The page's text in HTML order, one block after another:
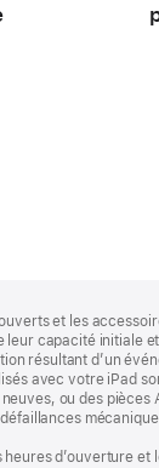
et les
capacité initiale
résultant d’un
avec votre iPad
ou des
d’ouverture